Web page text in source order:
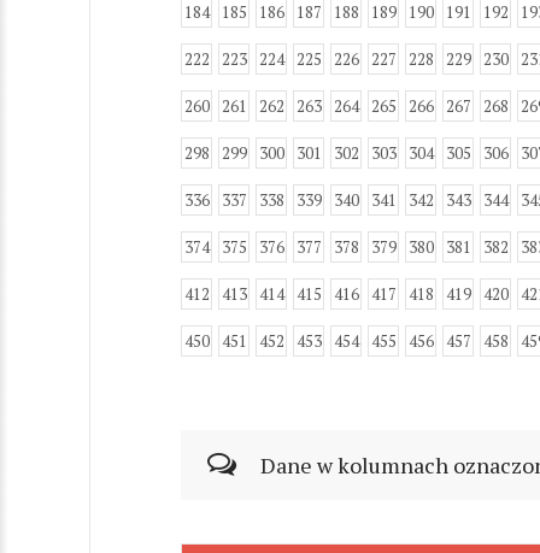
184 185 186 187 188 189 190 191 192
222 223 224 225 226 227 228 229 230
260 261 262 263 264 265 266 267 268
298 299 300 301 302 303 304 305 306
336 337 338 339 340 341 342 343 344
374 375 376 377 378 379 380 381 382
412 413 414 415 416 417 418 419 420
450 451 452 453 454 455 456 457 458
Dane w kolumnach